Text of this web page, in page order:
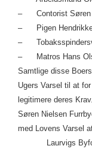
– Contorist Søren
– Pigen Hendrikke
–
– Matros Hans
Samtlige disse
Ugers Varsel til at
legitimere deres
Søren Nielsen
med Lovens Varsel
Laurvigs